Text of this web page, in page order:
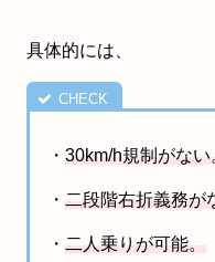
具体的には、
・ 30km/h規制がない
・ 二段階右折義務が
・ 二人乗りが可能。